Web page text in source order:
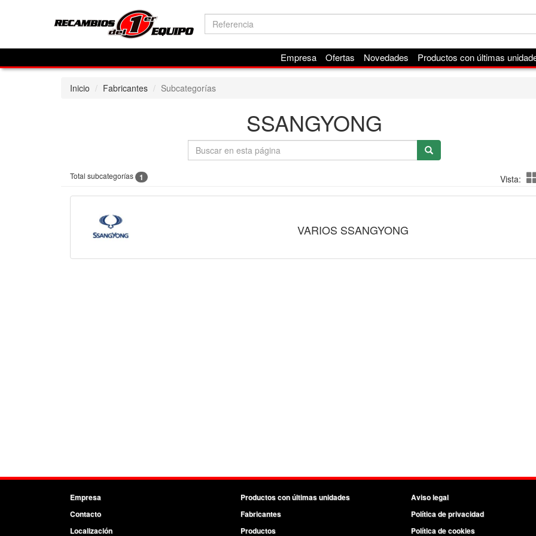
Empresa Ofertas Novedades Productos con últimas
Inicio Fabricantes Subcategorías
SSANGYONG
Total subcategorías 1 Vista:
VARIOS SSANGYONG
Empresa
Contacto
Localización
Productos con últimas unidades
Fabricantes
Productos
Aviso legal
Política de privacidad
Política de cookies